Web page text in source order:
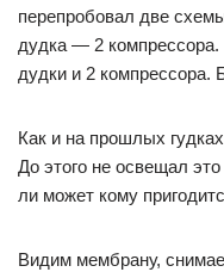
перепробовал две
дудка — 2
дудки и 2 компрессора.
Как и на прошлых
До этого не освещал
ли может кому
Видим мембрану,